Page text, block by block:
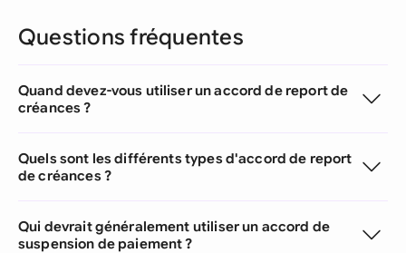
Questions fréquentes
Quand devez-vous utiliser un accord de report de
créances ?
Quels sont les différents types d'accord de report
de créances ?
Qui devrait généralement utiliser un accord de
suspension de paiement ?